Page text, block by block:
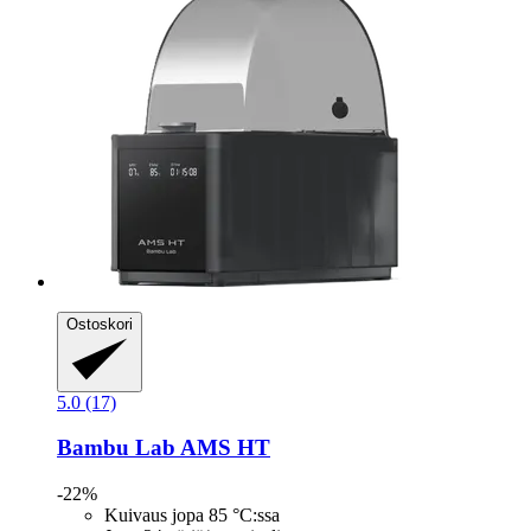
Ostoskori
5.0 (17)
Bambu Lab AMS HT
-22%
Kuivaus jopa 85 °C:ssa